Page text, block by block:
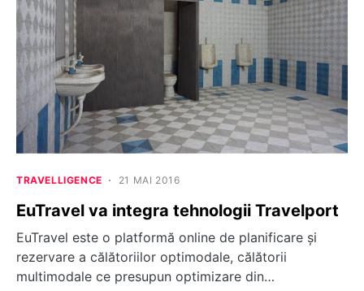
TRAVELLIGENCE 21 MAI 2016
EuTravel va integra tehnologii Travelport
EuTravel este o platformă online de planificare și
rezervare a călătoriilor optimodale, călătorii
multimodale ce presupun optimizare din…